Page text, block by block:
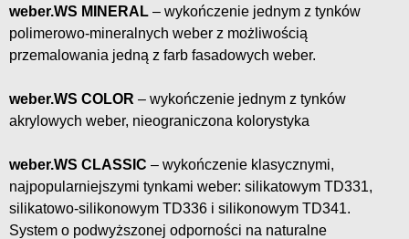
weber.WS MINERAL – wykończenie jednym z tynków
polimerowo-mineralnych weber z możliwością
przemalowania jedną z farb fasadowych weber.
weber.WS COLOR – wykończenie jednym z tynków
akrylowych weber, nieograniczona kolorystyka
weber.WS CLASSIC – wykończenie klasycznymi,
najpopularniejszymi tynkami weber: silikatowym TD331,
silikatowo-silikonowym TD336 i silikonowym TD341.
System o podwyższonej odporności na naturalne